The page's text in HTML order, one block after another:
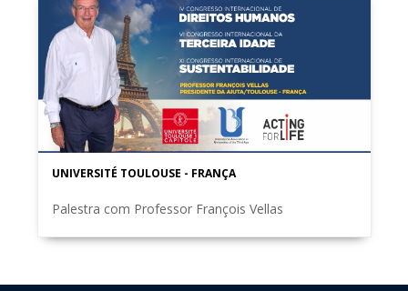
UNIVERSITÉ TOULOUSE - FRANÇA
Palestra com Professor François Vellas